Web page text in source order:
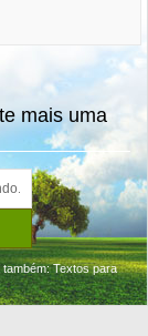
mais uma
também:Textos para